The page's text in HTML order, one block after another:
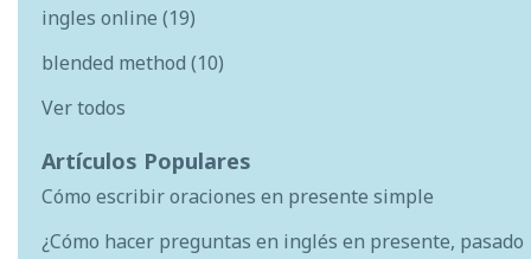
ingles online (19)
blended method (10)
Ver todos
Artículos Populares
Cómo escribir oraciones en presente simple
¿Cómo hacer preguntas en inglés en presente, pasado